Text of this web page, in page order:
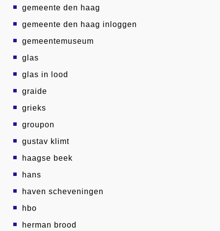
gemeente den haag
gemeente den haag inloggen
gemeentemuseum
glas
glas in lood
graide
grieks
groupon
gustav klimt
haagse beek
hans
haven scheveningen
hbo
herman brood